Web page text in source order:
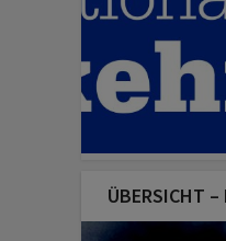
ÜBERSICHT –